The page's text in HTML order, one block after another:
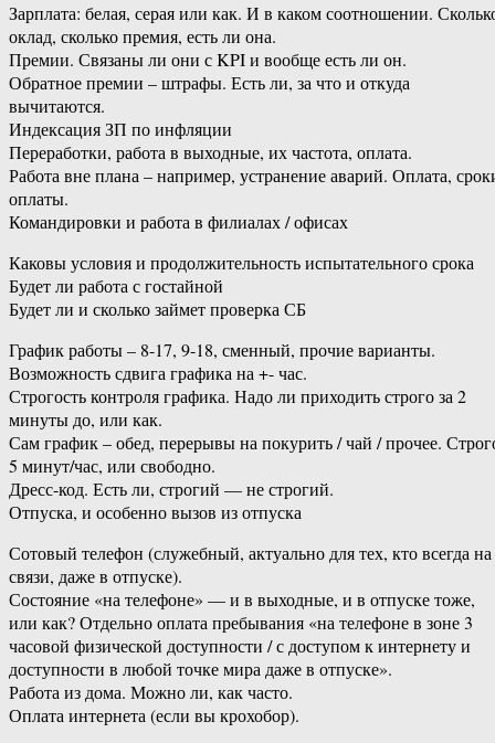
Зарплата: белая, серая или как. И в каком соотношении.
оклад, сколько премия, есть ли она.
Премии. Связаны ли они с KPI и вообще есть ли он.
Обратное премии – штрафы. Есть ли, за что и откуда
вычитаются.
Индексация ЗП по инфляции
Переработки, работа в выходные, их частота, оплата.
Работа вне плана – например, устранение аварий. Оплата,
оплаты.
Командировки и работа в филиалах / офисах
Каковы условия и продолжительность испытательного срока
Будет ли работа с гостайной
Будет ли и сколько займет проверка СБ
График работы – 8-17, 9-18, сменный, прочие варианты.
Возможность сдвига графика на +- час.
Строгость контроля графика. Надо ли приходить строго за 2
минуты до, или как.
Сам график – обед, перерывы на покурить / чай / прочее.
5 минут/час, или свободно.
Дресс-код. Есть ли, строгий — не строгий.
Отпуска, и особенно вызов из отпуска
Сотовый телефон (служебный, актуально для тех, кто всегда на
связи, даже в отпуске).
Состояние «на телефоне» — и в выходные, и в отпуске тоже,
или как? Отдельно оплата пребывания «на телефоне в зоне 3
часовой физической доступности / с доступом к интернету и
доступности в любой точке мира даже в отпуске».
Работа из дома. Можно ли, как часто.
Оплата интернета (если вы крохобор).